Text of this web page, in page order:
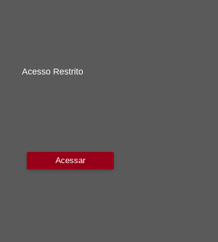
Acesso Restrito
Acessar